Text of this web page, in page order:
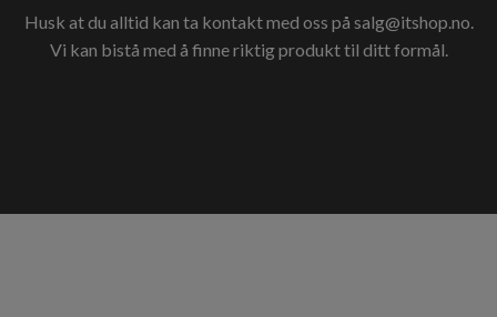
Husk at du alltid kan ta kontakt med oss på salg@itshop.no
Vi kan bistå med å finne riktig produkt til ditt formål.